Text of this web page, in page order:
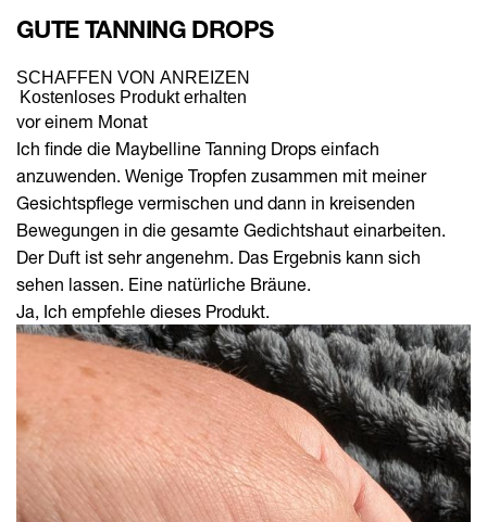
GUTE TANNING DROPS
SCHAFFEN VON ANREIZEN
Kostenloses Produkt erhalten
vor einem Monat
Ich finde die Maybelline Tanning Drops einfach
anzuwenden. Wenige Tropfen zusammen mit meiner
Gesichtspflege vermischen und dann in kreisenden
Bewegungen in die gesamte Gedichtshaut einarbeiten.
Der Duft ist sehr angenehm. Das Ergebnis kann sich
sehen lassen. Eine natürliche Bräune.
Ja, Ich empfehle dieses Produkt.